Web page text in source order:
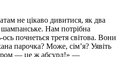
не цікаво дивитися, як два
шампанське. Нам потрібна
почнеться третя світова. Вони
парочка? Може, сім’я? Уявіть
— це ж абсурд!» —